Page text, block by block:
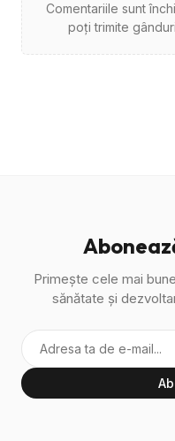
Comentariile sunt
poți trimite
Primește cele mai
sănătate și